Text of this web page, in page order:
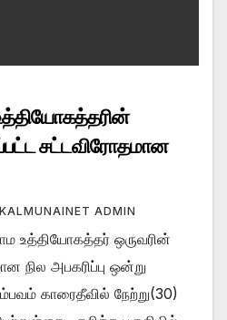
சட்டவிரோதமான
KALMUNAINET ADMIN
உத்தியோகத்தர் ஒருவரின்
நில அபகரிப்பு ஒன்று
காரைதீவில் நேற்று(30)